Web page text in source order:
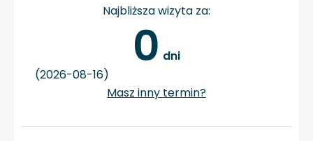
Najbliższa wizyta za:
0 dni
(2026-08-16)
Masz inny termin?